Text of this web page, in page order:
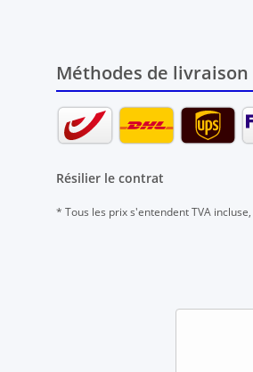
Méthodes de livraison
Résilier le contrat
* Tous les prix s'entendent TVA incluse,